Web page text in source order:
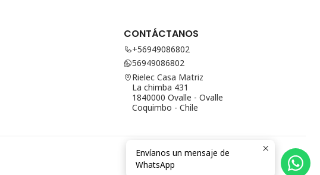
CONTÁCTANOS
+56949086802
56949086802
Rielec Casa Matriz
La chimba 431
1840000 Ovalle - Ovalle
Coquimbo - Chile
Envíanos un mensaje de
WhatsApp